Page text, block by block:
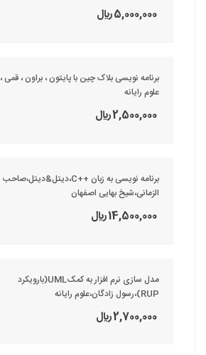
5,000,000 ريال
برنامه نویسی بلاک چین با پایتون ، براون ، قمی ،
علوم رایانه
2,500,000 ريال
برنامه نویسی به زبان ++C،دیتل&دیتل،صاحب
الزمانی،شیخ بهایی اصفهان
14,500,000 ريال
مدل سازی نرم افزار به کمکUML(بارویکرد
RUP)،رسول زادگان،علوم رایانه
2,700,000 ريال